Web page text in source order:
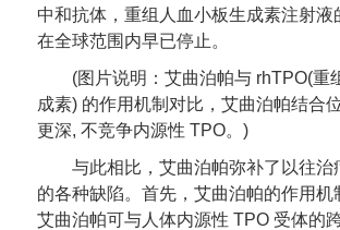
中和抗体，重组人血小板生成素注射液
在全球范围内早已停止。
(图片说明：艾曲泊帕与 rhTPO(重
成素) 的作用机制对比，艾曲泊帕结合
更深, 不竞争内源性 TPO。)
与此相比，艾曲泊帕弥补了以往治
的各种缺陷。首先，艾曲泊帕的作用机
艾曲泊帕可与人体内源性 TPO 受体的